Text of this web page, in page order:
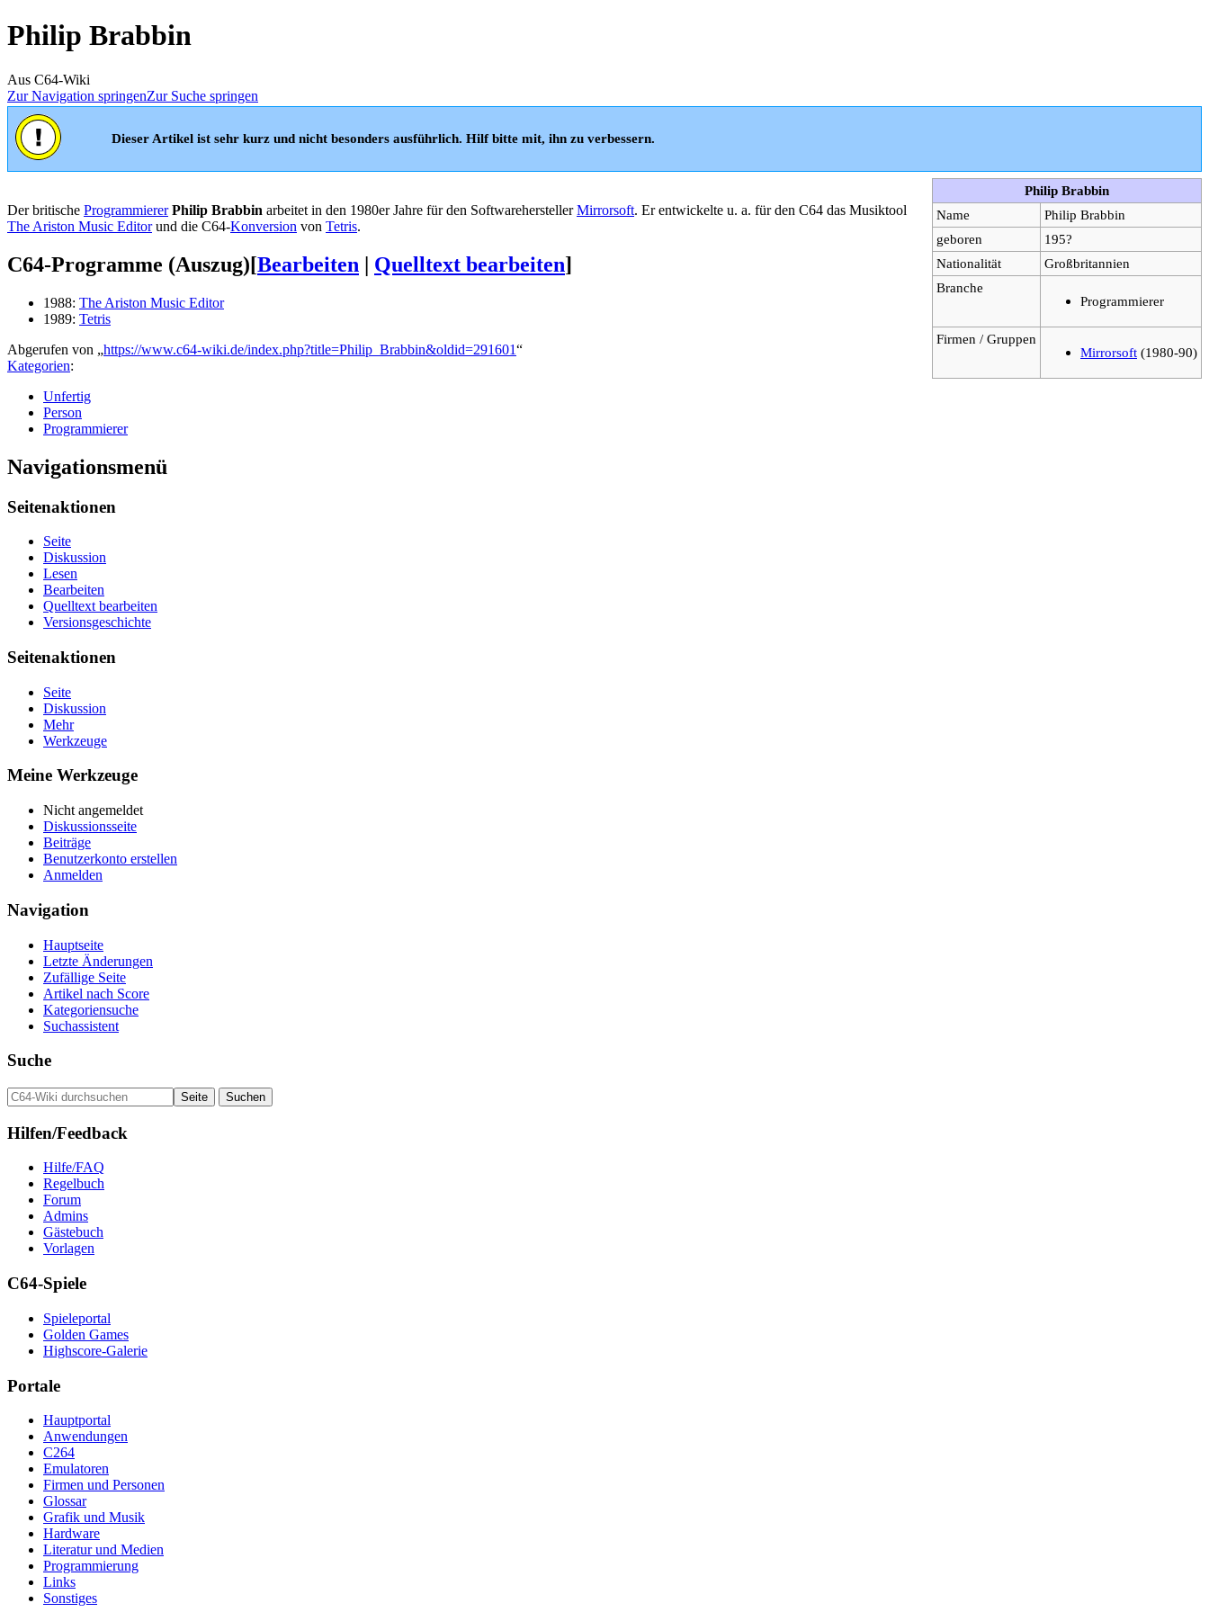
Philip Brabbin
Aus C64-Wiki
Zur Navigation springenZur Suche springen
Dieser Artikel ist sehr kurz und nicht besonders ausführlich. Hilf bitte mit, ihn zu verbessern.
Philip Brabbin
Name
Philip Brabbin
geboren
195?
Nationalität
Großbritannien
Branche
Programmierer
Firmen / Gruppen
Mirrorsoft (1980-90)
Der britische Programmierer Philip Brabbin arbeitet in den 1980er Jahre für den SoftwareherstellerMirrorsoft. Er entwickelte u. a. für den C64 das Musiktool
The Ariston Music Editorund die C64-Konversion von Tetris.
C64-Programme (Auszug)[Bearbeiten | Quelltext bearbeiten]
1988: The Ariston Music Editor
1989: Tetris
Abgerufen von „https://www.c64-wiki.de/index.php?title=Philip_Brabbin&oldid=291601“
Kategorien:
Unfertig
Person
Programmierer
Navigationsmenü
Seitenaktionen
Seite
Diskussion
Lesen
Bearbeiten
Quelltext bearbeiten
Versionsgeschichte
Seitenaktionen
Seite
Diskussion
Mehr
Werkzeuge
Meine Werkzeuge
Nicht angemeldet
Diskussionsseite
Beiträge
Benutzerkonto erstellen
Anmelden
Navigation
Hauptseite
Letzte Änderungen
Zufällige Seite
Artikel nach Score
Kategoriensuche
Suchassistent
Suche
Hilfen/Feedback
Hilfe/FAQ
Regelbuch
Forum
Admins
Gästebuch
Vorlagen
C64-Spiele
Spieleportal
Golden Games
Highscore-Galerie
Portale
Hauptportal
Anwendungen
C264
Emulatoren
Firmen und Personen
Glossar
Grafik und Musik
Hardware
Literatur und Medien
Programmierung
Links
Sonstiges